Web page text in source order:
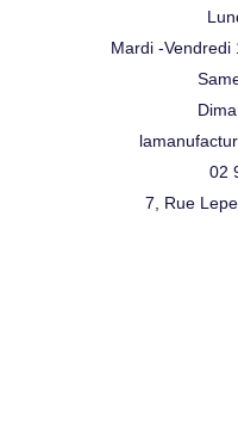
Mardi -Vendredi
02
7, Rue